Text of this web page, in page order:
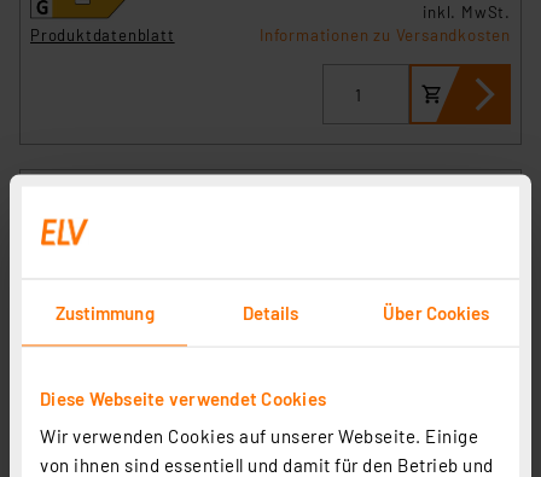
Zustimmung Details Über Cookies
Diese Webseite verwendet Cookies
Wir verwenden Cookies auf unserer Webseite. Einige
von ihnen sind essentiell und damit für den Betrieb und
Produktdatenblatt
inkl. MwSt.
Informationen zu Versandkosten
Hama Smarte Überwachungskamera, WLAN, innen,
Nachtsicht, Bewegungssensor, 1080p